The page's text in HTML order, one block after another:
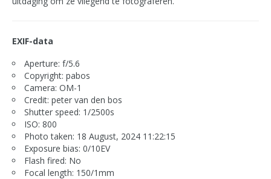
EXIF-data
Aperture: f/5.6
Copyright: pabos
Camera: OM-1
Credit: peter van den bos
Shutter speed: 1/2500s
ISO: 800
Photo taken: 18 August, 2024 11:22:15
Exposure bias: 0/10EV
Flash fired: No
Focal length: 150/1mm